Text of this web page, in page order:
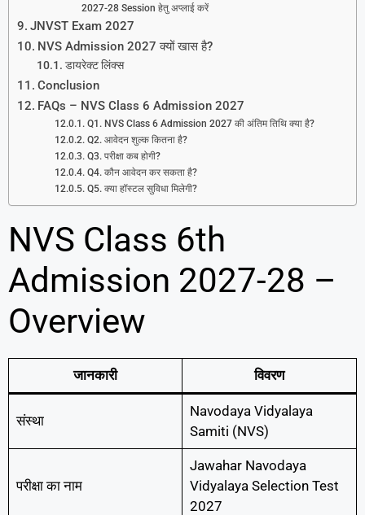
2027-28 Session हेतु अप्लाई करें
JNVST Exam 2027
NVS Admission 2027 क्यों खास है?
डायरेक्ट लिंक्स
Conclusion
FAQs – NVS Class 6 Admission 2027
Q1. NVS Class 6 Admission 2027 की अंतिम तिथि क्या है?
Q2. आवेदन शुल्क कितना है?
Q3. परीक्षा कब होगी?
Q4. कौन आवेदन कर सकता है?
Q5. क्या हॉस्टल सुविधा मिलेगी?
NVS Class 6th
Admission 2027-28 –
Overview
जानकारी विवरण
संस्था
Navodaya Vidyalaya
Samiti (NVS)
परीक्षा का नाम
Jawahar Navodaya
Vidyalaya Selection Test
2027